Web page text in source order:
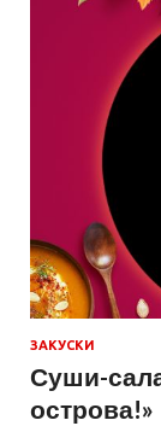
ЗАКУСКИ
Суши-
острова!»